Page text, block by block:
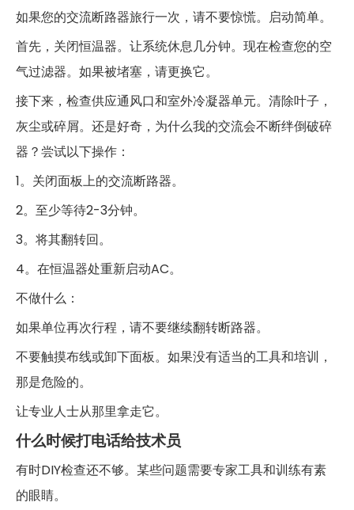
如果您的交流断路器旅行一次，请不要惊慌。启动简单。
首先，关闭恒温器。让系统休息几分钟。现在检查您的空
气过滤器。如果被堵塞，请更换它。
接下来，检查供应通风口和室外冷凝器单元。清除叶子，
灰尘或碎屑。还是好奇，为什么我的交流会不断绊倒破碎
器？尝试以下操作：
1。关闭面板上的交流断路器。
2。至少等待2-3分钟。
3。将其翻转回。
4。在恒温器处重新启动AC。
不做什么：
如果单位再次行程，请不要继续翻转断路器。
不要触摸布线或卸下面板。如果没有适当的工具和培训，
那是危险的。
让专业人士从那里拿走它。
什么时候打电话给技术员
有时DIY检查还不够。某些问题需要专家工具和训练有素
的眼睛。